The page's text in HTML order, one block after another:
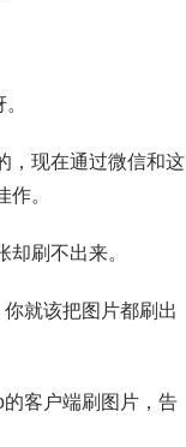
，现在通过微信和这
。
刷不出来。
就该把图片都刷出
客户端刷图片，告